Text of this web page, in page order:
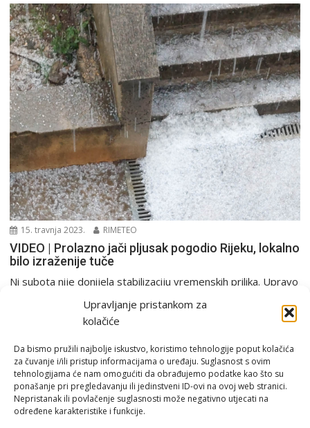
Upravljanje pristankom za
kolačiće
Da bismo pružili najbolje iskustvo, koristimo tehnologije poput kolačića
za čuvanje i/ili pristup informacijama o uređaju. Suglasnost s ovim
tehnologijama će nam omogućiti da obrađujemo podatke kao što su
ponašanje pri pregledavanju ili jedinstveni ID-ovi na ovoj web stranici.
Nepristanak ili povlačenje suglasnosti može negativno utjecati na
određene karakteristike i funkcije.
15. travnja 2023. RIMETEO
VIDEO | Prolazno jači pljusak pogodio Rijeku, lokalno
bilo izraženije tuče
Ni subota nije donijela stabilizaciju vremenskih prilika. Upravo
suprotno, situacija se dodatno destabilizirala pa je jedan...
Email: rimeteoATyahoo.com